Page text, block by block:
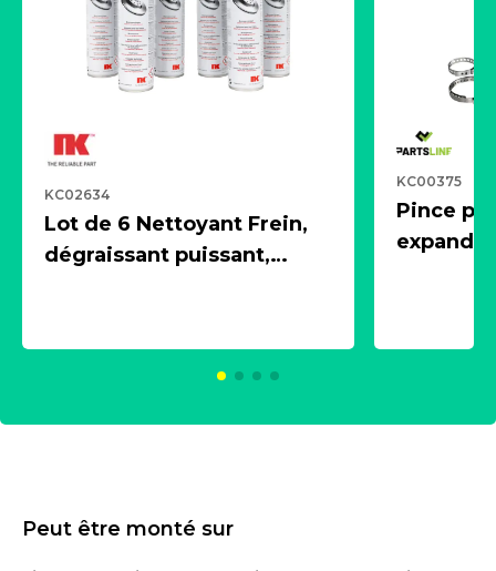
KC02634
Lot de 6 Nettoyant Frein,
dégraissant puissant,
KC00375
Pince
Peut être monté sur